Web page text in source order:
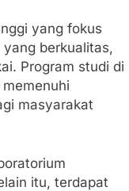
yang fokus
berkualitas,
Program studi di
masyarakat
itu, terdapat